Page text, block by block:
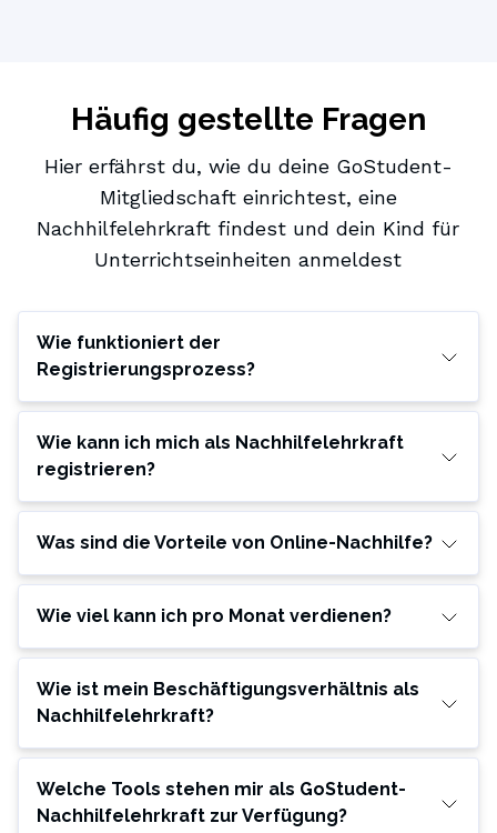
Häufig gestellte Fragen
Hier erfährst du, wie du deine GoStudent-
Mitgliedschaft einrichtest, eine
Nachhilfelehrkraft findest und dein Kind für
Unterrichtseinheiten anmeldest
Wie funktioniert der
Registrierungsprozess?
Wie kann ich mich als Nachhilfelehrkraft
registrieren?
Was sind die Vorteile von Online-Nachhilfe?
Wie viel kann ich pro Monat verdienen?
Wie ist mein Beschäftigungsverhältnis als
Nachhilfelehrkraft?
Welche Tools stehen mir als GoStudent-
Nachhilfelehrkraft zur Verfügung?